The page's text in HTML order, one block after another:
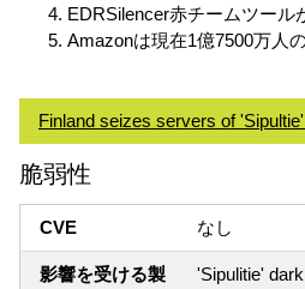
EDRSilencer赤チームツール
Amazonは現在1億7500万人
Finland seizes servers of
脆弱性
CVE なし
影響を受ける製
'Sipulitie'